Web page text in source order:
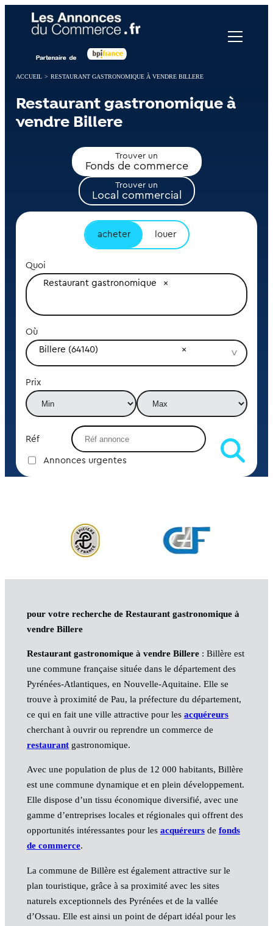
ACCUEIL > RESTAURANT GASTRONOMIQUE À VENDRE BILLERE
Restaurant gastronomique à
vendre Billere
Trouver un
Fonds de commerce
Trouver un
Local commercial
acheter louer
Quoi
Restaurant gastronomique
Où
Billere (64140)
Prix
Réf
Annonces urgentes
pour votre recherche de Restaurant gastronomique à
vendre Billere
Restaurant gastronomique à vendre Billere: Billère est
une commune française située dans le département des
Pyrénées-Atlantiques, en Nouvelle-Aquitaine. Elle se
trouve à proximité de Pau, la préfecture du département,
ce qui en fait une ville attractive pour les acquéreurs
cherchant à ouvrir ou reprendre un commerce de
restaurantgastronomique.
Avec une population de plus de 12 000 habitants, Billère
est une commune dynamique et en plein développement.
Elle dispose d’un tissu économique diversifié, avec une
gamme d’entreprises locales et régionales qui offrent des
opportunités intéressantes pour les acquéreursde fonds
de commerce.
La commune de Billère est également attractive sur le
plan touristique, grâce à sa proximité avec les sites
naturels exceptionnels des Pyrénées et de la vallée
d’Ossau. Elle est ainsi un point de départ idéal pour les
Panneau de gestion des cookies